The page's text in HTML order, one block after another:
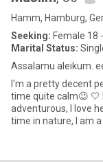
Hamm, Hamburg,
Seeking: Female 18
Marital Status:
Assalamu aleikum.
I'm a pretty decent
time quite calm😉 🤍 I am very kind, calm, purposeful, ambitious,
adventurous, I love
time in nature, I am